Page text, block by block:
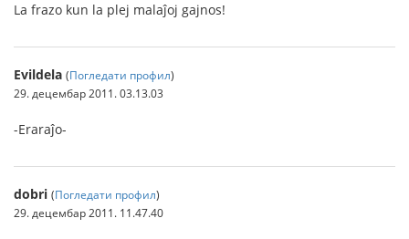
La frazo kun la plej malaĵoj gajnos!
Evildela (Погледати профил)
29. децембар 2011. 03.13.03
-Eraraĵo-
dobri (Погледати профил)
29. децембар 2011. 11.47.40